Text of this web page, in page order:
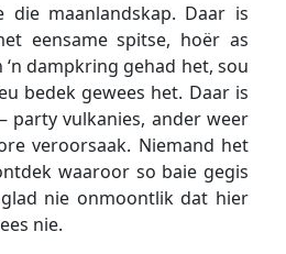
die maanlandskap. Daar is
eensame spitse, hoër as
‘n dampkring gehad het, sou
bedek gewees het. Daar is
vulkanies, ander weer
veroorsaak. Niemand het
waaroor so baie gegis
nie onmoontlik dat hier
nie.